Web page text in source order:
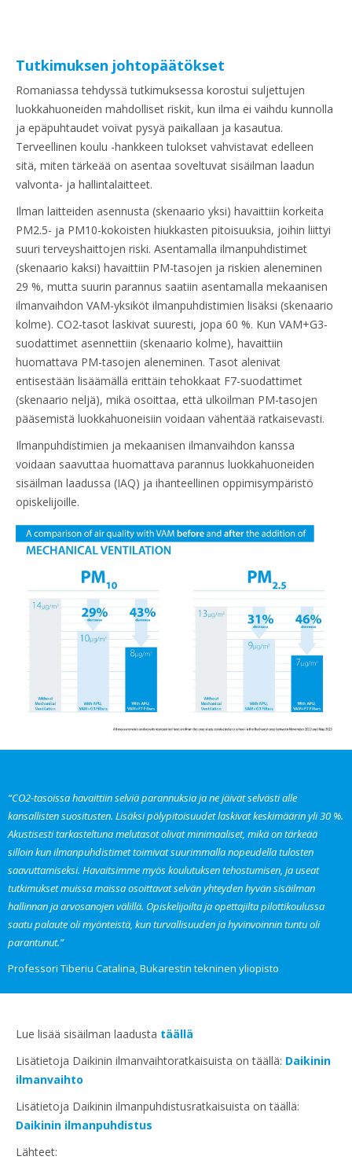
Tutkimuksen johtopäätökset
Romaniassa tehdyssä tutkimuksessa korostui suljettujen
luokkahuoneiden mahdolliset riskit, kun ilma ei vaihdu kunnolla
ja epäpuhtaudet voivat pysyä paikallaan ja kasautua.
Terveellinen koulu -hankkeen tulokset vahvistavat edelleen
sitä, miten tärkeää on asentaa soveltuvat sisäilman laadun
valvonta- ja hallintalaitteet.
Ilman laitteiden asennusta (skenaario yksi) havaittiin korkeita
PM2.5- ja PM10-kokoisten hiukkasten pitoisuuksia, joihin liittyi
suuri terveyshaittojen riski. Asentamalla ilmanpuhdistimet
(skenaario kaksi) havaittiin PM-tasojen ja riskien aleneminen
29 %, mutta suurin parannus saatiin asentamalla mekaanisen
ilmanvaihdon VAM-yksiköt ilmanpuhdistimien lisäksi (skenaario
kolme). CO2-tasot laskivat suuresti, jopa 60 %. Kun VAM+G3-
suodattimet asennettiin (skenaario kolme), havaittiin
huomattava PM-tasojen aleneminen. Tasot alenivat
entisestään lisäämällä erittäin tehokkaat F7-suodattimet
(skenaario neljä), mikä osoittaa, että ulkoilman PM-tasojen
pääsemistä luokkahuoneisiin voidaan vähentää ratkaisevasti. ​
Ilmanpuhdistimien ja mekaanisen ilmanvaihdon kanssa
voidaan saavuttaa huomattava parannus luokkahuoneiden
sisäilman laadussa (IAQ) ja ihanteellinen oppimisympäristö
opiskelijoille. ​
“CO2-tasoissa havaittiin selviä parannuksia ja ne jäivät selvästi alle
kansallisten suositusten. Lisäksi pölypitoisuudet laskivat keskimäärin yli 30 %.
Akustisesti tarkasteltuna melutasot olivat minimaaliset, mikä on tärkeää
silloin kun ilmanpuhdistimet toimivat suurimmalla nopeudella tulosten
saavuttamiseksi. Havaitsimme myös koulutuksen tehostumisen, ja useat
tutkimukset muissa maissa osoittavat selvän yhteyden hyvän sisäilman
hallinnan ja arvosanojen välillä. Opiskelijoilta ja opettajilta pilottikoulussa
saatu palaute oli myönteistä, kun turvallisuuden ja hyvinvoinnin tuntu oli
parantunut.”
Professori Tiberiu Catalina, Bukarestin tekninen yliopisto
Lue lisää sisäilman laadusta täällä
Lisätietoja Daikinin ilmanvaihtoratkaisuista on täällä: Daikinin
ilmanvaihto
Lisätietoja Daikinin ilmanpuhdistusratkaisuista on täällä:
Daikinin ilmanpuhdistus
Lähteet: